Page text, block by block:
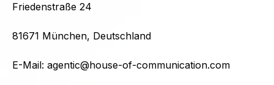
Friedenstraße 24
81671 München, Deutschland
E-Mail: agentic@house-of-communication.com